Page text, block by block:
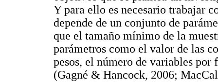
Y para ello es necesario trabajar
depende de un conjunto de
que el tamaño mínimo de la
parámetros como el valor de las
pesos, el número de variables
(Gagné & Hancock, 2006;